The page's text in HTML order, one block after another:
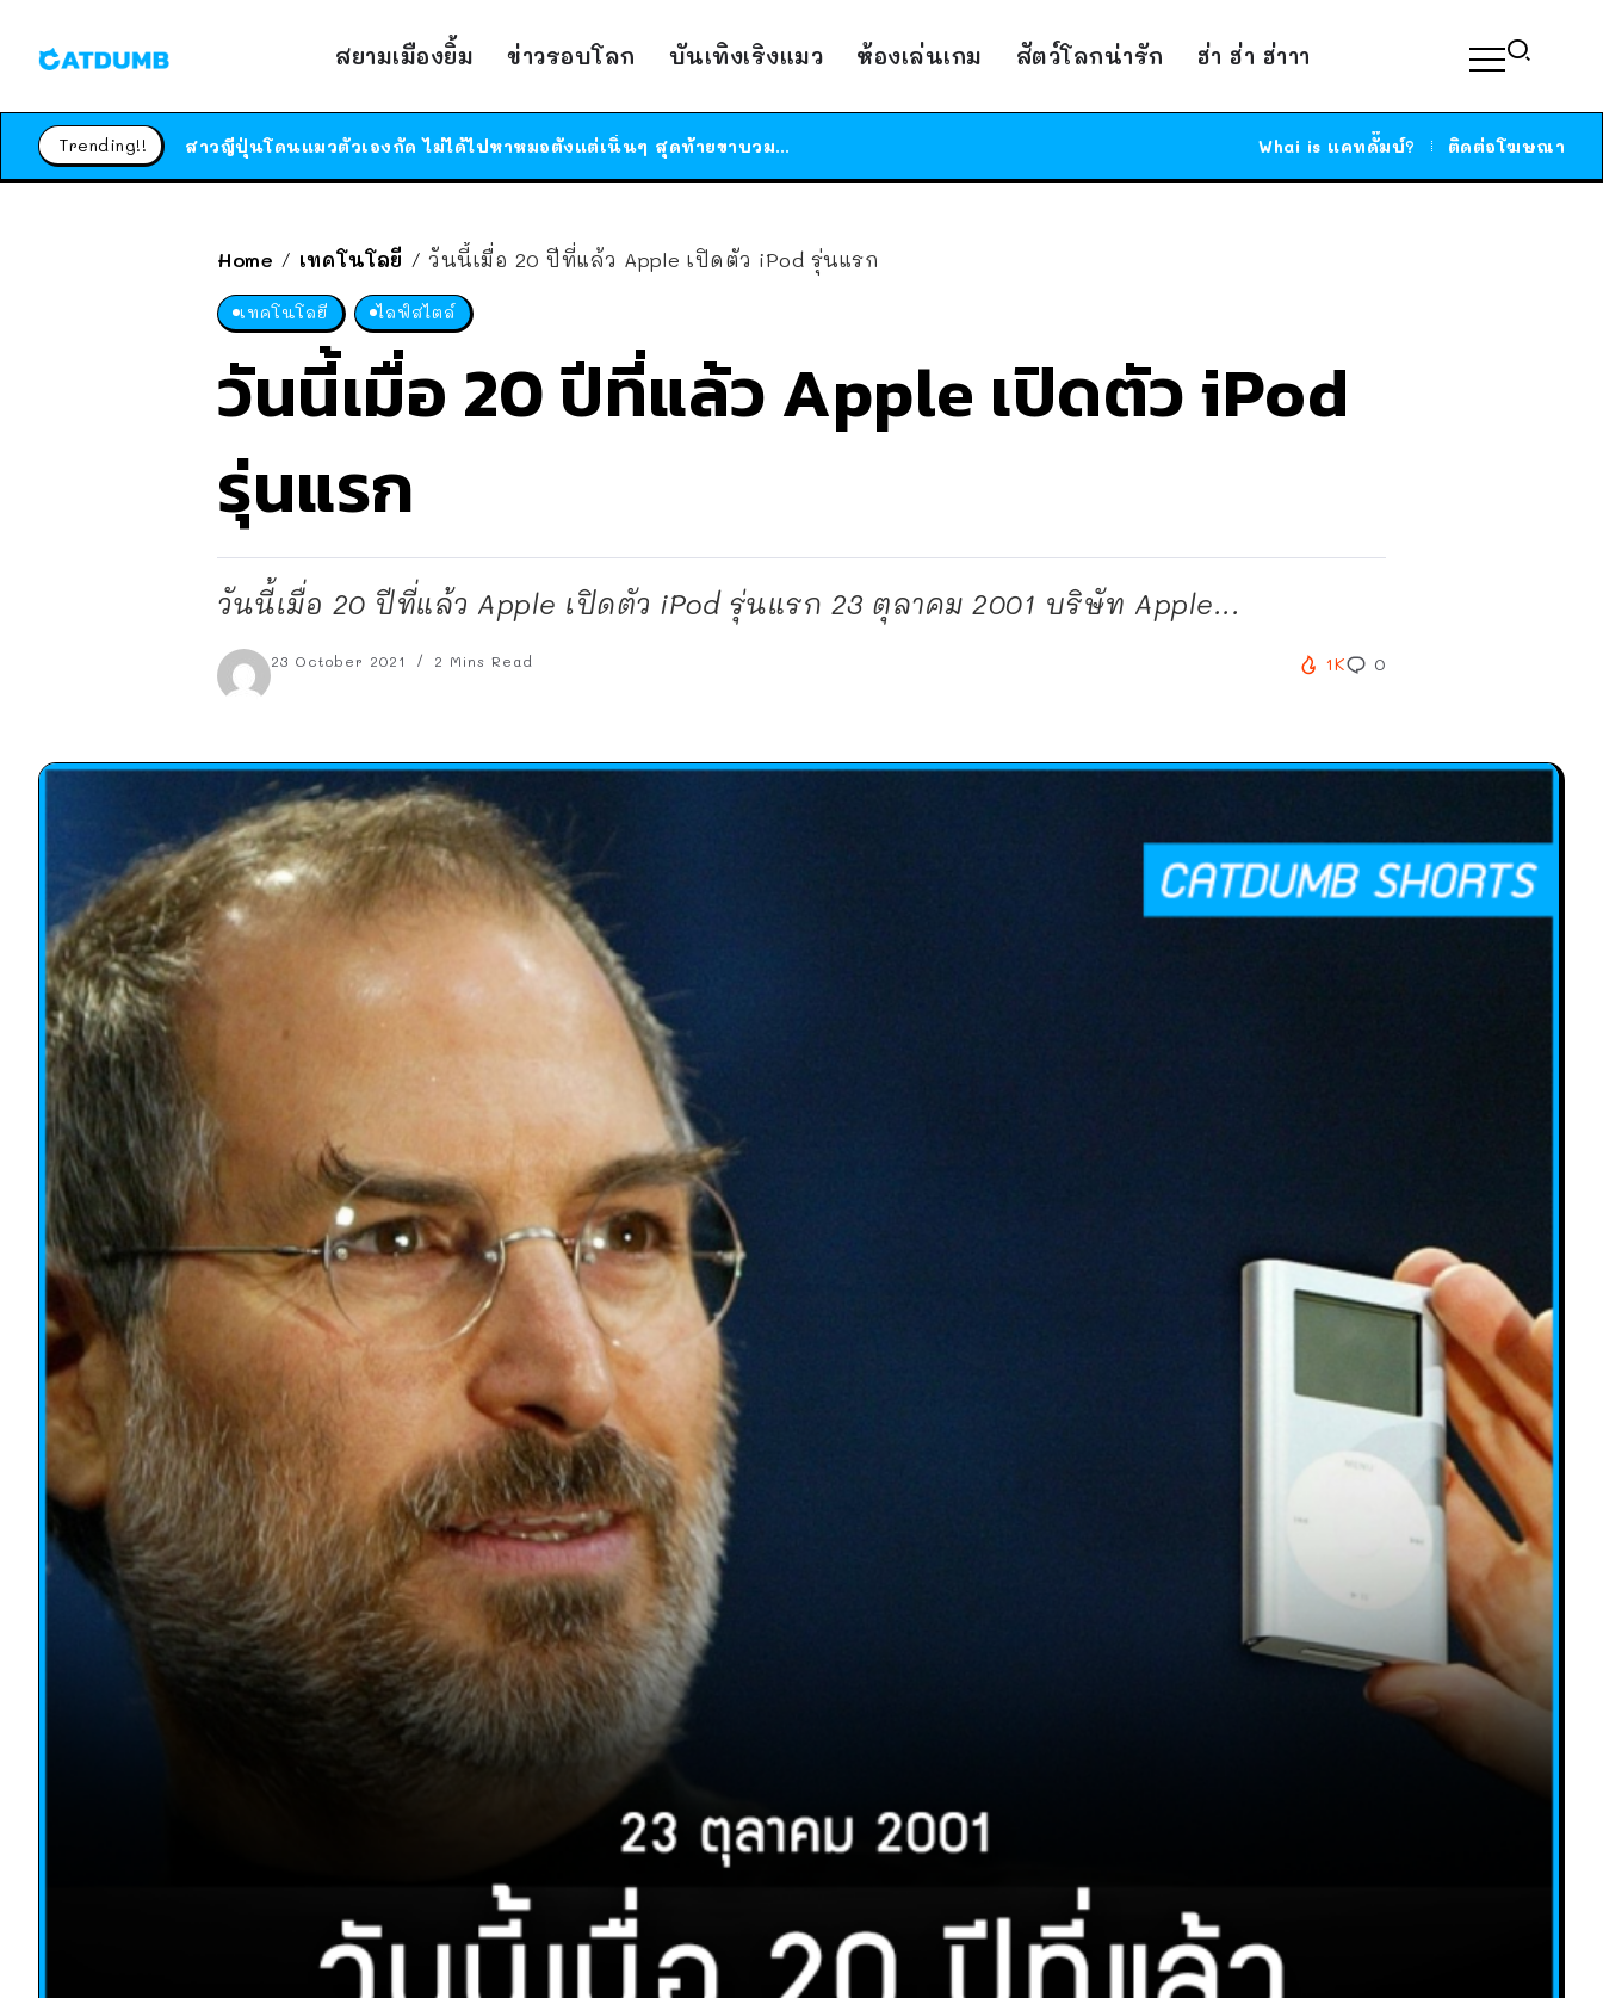
สยามเมืองยิ้ม ข่าวรอบโลก บันเทิงเริงแมว ห้องเล่นเกม สัตว์โลกน่ารัก ฮ่า ฮ่า ฮ่าาา
Trending!!
ร้านอาหารในนิวยอร์กประกาศปิดตัวลง หลังอยู่มานานกว่า 45 ปี ติดป้ายขอบคุณลูกค้าทุกคน แถมสูตรทำไวท์ซอสให้แบบจัดเต็ม
ได้เวลาเด็กหนวดรวมตัว RF Online Next เปิดให้เล่นแล้ว เกม Sci-Fi MMORPG ระดับตำนาน เล่นได้ทั้งมือถือและ PC Whai is แคทดั๊มบ์? ติดต่อโฆษณา
Home / เทคโนโลยี / วันนี้เมื่อ 20 ปีที่แล้ว Apple เปิดตัว iPod รุ่นแรก
เทคโนโลยี ไลฟ์สไตล์
วันนี้เมื่อ 20 ปีที่แล้ว Apple เปิดตัว iPod
รุ่นแรก
วันนี้เมื่อ 20 ปีที่แล้ว Apple เปิดตัว iPod รุ่นแรก 23 ตุลาคม 2001 บริษัท Apple...
23 October 2021 2 Mins Read 1K 0